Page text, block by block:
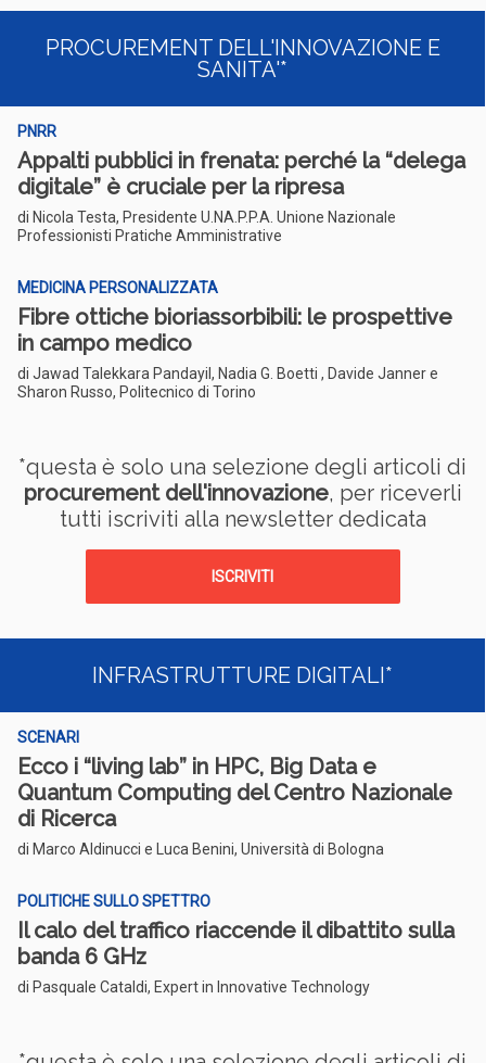
PROCUREMENT DELL'INNOVAZIONE E
SANITA'*
PNRR
Appalti pubblici in frenata: perché la “delega
digitale” è cruciale per la ripresa
di Nicola Testa, Presidente U.NA.P.P.A. Unione Nazionale
Professionisti Pratiche Amministrative
MEDICINA PERSONALIZZATA
Fibre ottiche bioriassorbibili: le prospettive
in campo medico
di Jawad Talekkara Pandayil, Nadia G. Boetti , Davide Janner e
Sharon Russo, Politecnico di Torino
*questa è solo una selezione degli articoli di
procurement dell'innovazione, per riceverli
tutti iscriviti alla newsletter dedicata
ISCRIVITI
INFRASTRUTTURE DIGITALI*
SCENARI
Ecco i “living lab” in HPC, Big Data e
Quantum Computing del Centro Nazionale
di Ricerca
di Marco Aldinucci e Luca Benini, Università di Bologna
POLITICHE SULLO SPETTRO
Il calo del traffico riaccende il dibattito sulla
banda 6 GHz
di Pasquale Cataldi, Expert in Innovative Technology